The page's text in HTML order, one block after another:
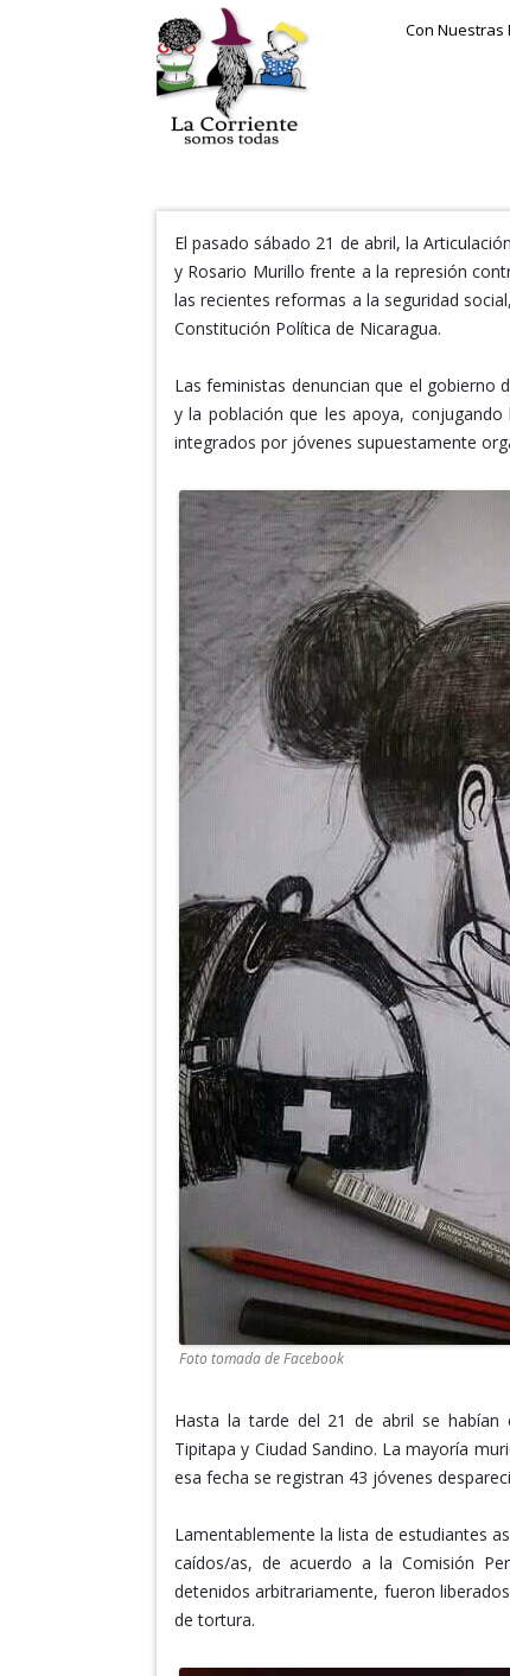
Con Nuestras
El pasado sábado 21 de abril, la
y Rosario Murillo frente a la represión
las recientes reformas a la seguridad
Constitución Política de Nicaragua.
Las feministas denuncian que el gobierno
y la población que les apoya,
integrados por jóvenes supuestamente
Foto tomada de Facebook
Hasta la tarde del 21 de abril se habían
Tipitapa y Ciudad Sandino. La mayoría
esa fecha se registran 43 jóvenes
Lamentablemente la lista de estudiantes
caídos/as, de acuerdo a la Comisión
detenidos arbitrariamente, fueron
de tortura.